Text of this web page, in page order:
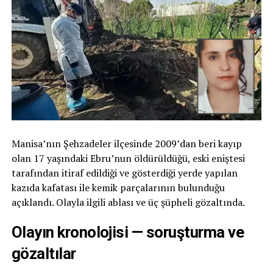
Manisa’nın Şehzadeler ilçesinde 2009’dan beri kayıp
olan 17 yaşındaki Ebru’nun öldürüldüğü, eski eniştesi
tarafından itiraf edildiği ve gösterdiği yerde yapılan
kazıda kafatası ile kemik parçalarının bulunduğu
açıklandı. Olayla ilgili ablası ve üç şüpheli gözaltında.
Olayın kronolojisi — soruşturma ve
gözaltılar